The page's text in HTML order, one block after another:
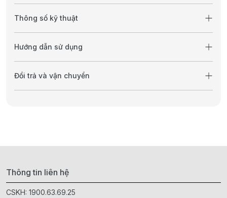
Thông số kỹ thuật
Hướng dẫn sử dụng
Đổi trả và vận chuyển
Thông tin liên hệ
CSKH: 1900.63.69.25